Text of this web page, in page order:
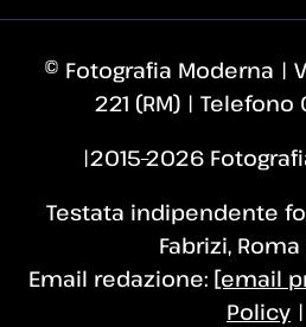
© Fotografia Moderna |
221 (RM) |
|2015–2026
Testata indipendente
Fabrizi,
Email redazione: [email
Policy |